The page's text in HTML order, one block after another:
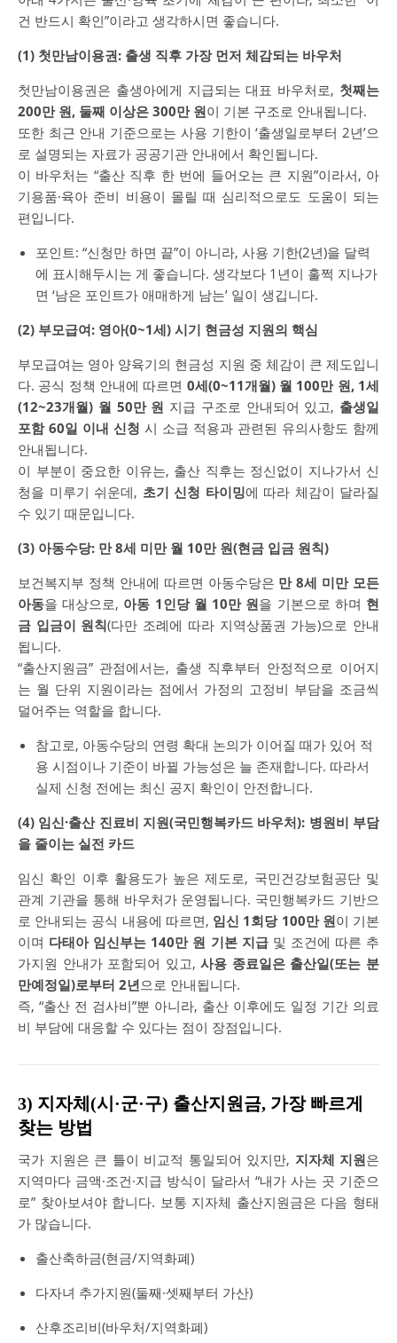
건 반드시 확인”이라고 생각하시면 좋습니다.
(1) 첫만남이용권: 출생 직후 가장 먼저 체감되는 바우처
첫만남이용권은 출생아에게 지급되는 대표 바우처로, 첫째는
200만 원, 둘째 이상은 300만 원이 기본 구조로 안내됩니다.
또한 최근 안내 기준으로는 사용 기한이 ‘출생일로부터 2년’으
로 설명되는 자료가 공공기관 안내에서 확인됩니다.
이 바우처는 “출산 직후 한 번에 들어오는 큰 지원”이라서, 아
기용품·육아 준비 비용이 몰릴 때 심리적으로도 도움이 되는
편입니다.
포인트: “신청만 하면 끝”이 아니라, 사용 기한(2년)을 달력
에 표시해두시는 게 좋습니다. 생각보다 1년이 훌쩍 지나가
면 ‘남은 포인트가 애매하게 남는’ 일이 생깁니다.
(2) 부모급여: 영아(0~1세) 시기 현금성 지원의 핵심
부모급여는 영아 양육기의 현금성 지원 중 체감이 큰 제도입니
다. 공식 정책 안내에 따르면 0세(0~11개월) 월 100만 원, 1세
(12~23개월) 월 50만 원 지급 구조로 안내되어 있고, 출생일
포함 60일 이내 신청 시 소급 적용과 관련된 유의사항도 함께
안내됩니다.
이 부분이 중요한 이유는, 출산 직후는 정신없이 지나가서 신
청을 미루기 쉬운데, 초기 신청 타이밍에 따라 체감이 달라질
수 있기 때문입니다.
(3) 아동수당: 만 8세 미만 월 10만 원(현금 입금 원칙)
보건복지부 정책 안내에 따르면 아동수당은 만 8세 미만 모든
아동을 대상으로, 아동 1인당 월 10만 원을 기본으로 하며 현
금 입금이 원칙(다만 조례에 따라 지역상품권 가능)으로 안내
됩니다.
“출산지원금” 관점에서는, 출생 직후부터 안정적으로 이어지
는 월 단위 지원이라는 점에서 가정의 고정비 부담을 조금씩
덜어주는 역할을 합니다.
참고로, 아동수당의 연령 확대 논의가 이어질 때가 있어 적
용 시점이나 기준이 바뀔 가능성은 늘 존재합니다. 따라서
실제 신청 전에는 최신 공지 확인이 안전합니다.
(4) 임신·출산 진료비 지원(국민행복카드 바우처): 병원비 부담
을 줄이는 실전 카드
임신 확인 이후 활용도가 높은 제도로, 국민건강보험공단및
관계 기관을 통해 바우처가 운영됩니다. 국민행복카드 기반으
로 안내되는 공식 내용에 따르면, 임신 1회당 100만 원이 기본
이며 다태아 임신부는 140만 원 기본 지급및 조건에 따른 추
가지원 안내가 포함되어 있고,사용 종료일은 출산일(또는 분
만예정일)로부터 2년으로 안내됩니다.
즉, “출산 전 검사비”뿐 아니라, 출산 이후에도 일정 기간 의료
비 부담에 대응할 수 있다는 점이 장점입니다.
3) 지자체(시·군·구) 출산지원금, 가장 빠르게
찾는 방법
국가 지원은 큰 틀이 비교적 통일되어 있지만, 지자체 지원은
지역마다 금액·조건·지급 방식이 달라서 “내가 사는 곳 기준으
로” 찾아보셔야 합니다. 보통 지자체 출산지원금은 다음 형태
가 많습니다.
출산축하금(현금/지역화폐)
다자녀 추가지원(둘째·셋째부터 가산)
산후조리비(바우처/지역화폐)